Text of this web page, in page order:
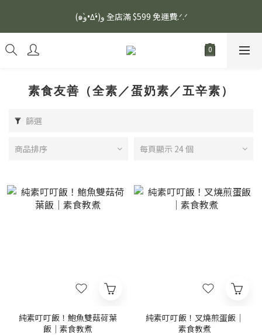
安眠熟睡、穩定血壓、瞓醒精神更集中🌿ASONE GABA TEA 如一
舒眠茶（15入）｜優質養生高山茶
(๑و•̀Δ•́)و 全店滿 $599 免運費.ᐟ.ᐟ
安眠熟睡、穩定血壓、瞓醒精神更集中🌿ASONE GABA TEA 如一
舒眠茶（15入）｜優質養生高山茶
素食友善（全素／蛋奶素／五辛素）
篩選
商品排序 每頁顯示 24 個
純素叮叮飯！鮑魚雙菇荷葉
飯｜素食教煮
純素叮叮飯！叉燒煎蛋飯｜
素食教煮